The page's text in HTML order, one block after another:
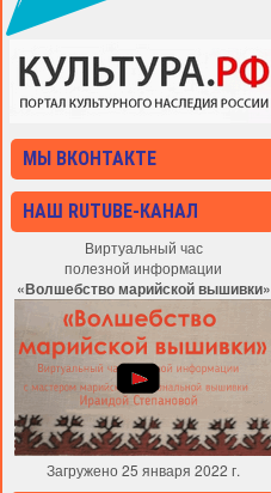
МЫ ВКОНТАКТЕ
НАШ RUTUBE-КАНАЛ
Виртуальный час
полезной информации
«Волшебство марийской вышивки»
Загружено 25 января 2022 г.